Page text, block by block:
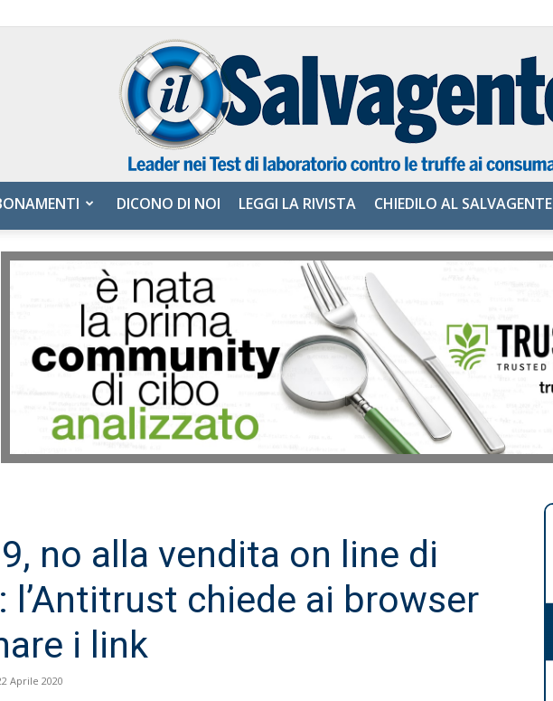
Salvagente
DICONO DI NOI LEGGI LA RIVISTA CHIEDILO AL SALVAGENTE
no alla vendita on line di
l’Antitrust chiede ai browser
i link
Aprile 2020